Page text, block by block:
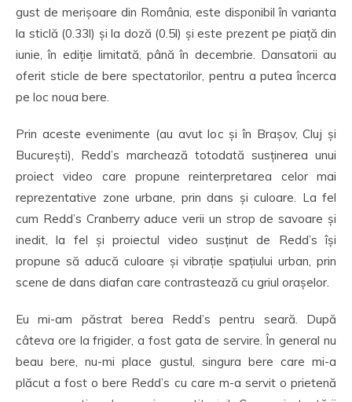
gust de merișoare din România, este disponibil în varianta
la sticlă (0.33l) și la doză (0.5l) și este prezent pe piață din
iunie, în ediție limitată, până în decembrie. Dansatorii au
oferit sticle de bere spectatorilor, pentru a putea încerca
pe loc noua bere.
Prin aceste evenimente (au avut loc și în Brașov, Cluj și
București), Redd’s marchează totodată susținerea unui
proiect video care propune reinterpretarea celor mai
reprezentative zone urbane, prin dans și culoare. La fel
cum Redd’s Cranberry aduce verii un strop de savoare și
inedit, la fel și proiectul video susținut de Redd’s își
propune să aducă culoare și vibrație spațiului urban, prin
scene de dans diafan care contrastează cu griul orașelor.
Eu mi-am păstrat berea Redd’s pentru seară. După
câteva ore la frigider, a fost gata de servire. În general nu
beau bere, nu-mi place gustul, singura bere care mi-a
plăcut a fost o bere Redd’s cu care m-a servit o prietenă